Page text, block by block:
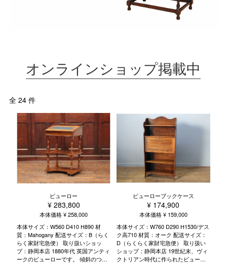
オンラインショップ掲載中
全 24 件
ビューロー
¥ 283,800
本体価格 ¥ 258,000
本体サイズ：W560 D410 H890 材
質：Mahogany 配送サイズ：B（らく
らく家財宅急便） 取り扱いショッ
プ：静岡本店 1880年代 英国アンティ
ークのビューローです。 傾斜のつい
ビューローブックケース
¥ 174,900
本体価格 ¥ 159,000
本体サイズ：W760 D290 H1530/デス
ク高710 材質：オーク 配送サイズ：
D（らくらく家財宅急便） 取り扱い
ショップ：静岡本店 19世紀末、ヴィ
クトリアン時代に作られたビューロ